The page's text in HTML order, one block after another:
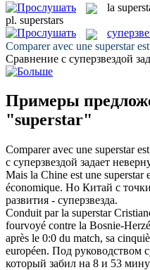
la
pl. superstars
Comparer avec une superstarest
Сравнение с суперзвездой
Примеры
"superstar"
Comparer avec une superstarest
с суперзвездой задает
Mais la Chine est une superstar
économique. Но Китай с
развития - суперзвезда.
Conduit par la superstar
fourvoyé contre la Bosnie-
après le 0:0 du match, sa
européen. Под руководством
который забил на 8 и 53